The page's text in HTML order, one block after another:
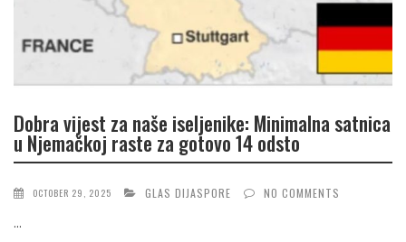
Dobra vijest za naše iseljenike: Minimalna satnica
u Njemačkoj raste za gotovo 14 odsto
OCTOBER 29, 2025 GLAS DIJASPORE NO COMMENTS
...